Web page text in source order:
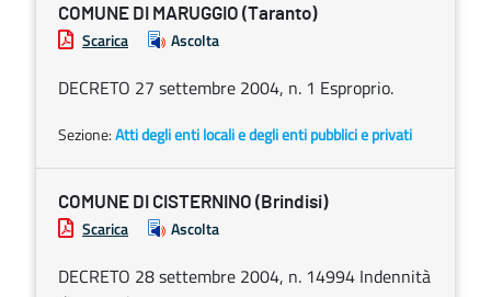
COMUNE DI MARUGGIO (Taranto)
Scarica Ascolta
DECRETO 27 settembre 2004, n. 1 Esproprio.
Sezione:Atti degli enti locali e degli enti pubblici e privati
COMUNE DI CISTERNINO (Brindisi)
Scarica Ascolta
DECRETO 28 settembre 2004, n. 14994 Indennità